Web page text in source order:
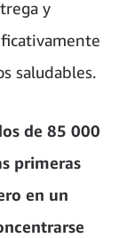
y
saludables.
de 85 000
primeras
en un